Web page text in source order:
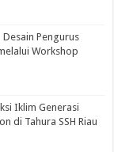
Pengurus
Workshop
Iklim Generasi
di Tahura SSH Riau